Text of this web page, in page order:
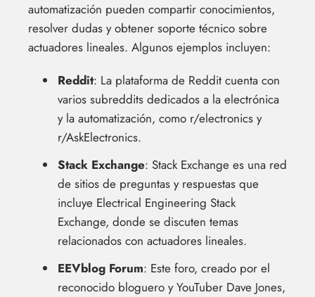
automatización pueden compartir conocimientos,
resolver dudas y obtener soporte técnico sobre
actuadores lineales. Algunos ejemplos incluyen:
Reddit: La plataforma de Reddit cuenta con
varios subreddits dedicados a la electrónica
y la automatización, como r/electronics y
r/AskElectronics.
Stack Exchange: Stack Exchange es una red
de sitios de preguntas y respuestas que
incluye Electrical Engineering Stack
Exchange, donde se discuten temas
relacionados con actuadores lineales.
EEVblog Forum: Este foro, creado por el
reconocido bloguero y YouTuber Dave Jones,